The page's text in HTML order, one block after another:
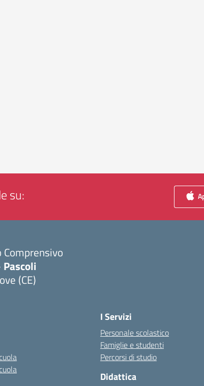
su:
(CE)
I Servizi
Personale scolastico
Famiglie e studenti
Percorsi di studio
Didattica